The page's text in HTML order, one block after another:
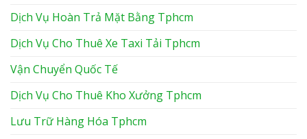
Dịch Vụ Hoàn Trả Mặt Bằng Tphcm
Dịch Vụ Cho Thuê Xe Taxi Tải Tphcm
Vận Chuyển Quốc Tế
Dịch Vụ Cho Thuê Kho Xưởng Tphcm
Lưu Trữ Hàng Hóa Tphcm